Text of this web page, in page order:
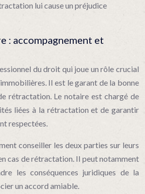
lui cause un préjudice
: accompagnement et
du droit qui joue un rôle crucial
Il est le garant de la bonne
rétractation. Le notaire est chargé de
liées à la rétractation et de garantir
respectées.
conseiller les deux parties sur leurs
cas de rétractation. Il peut notamment
les conséquences juridiques de la
un accord amiable.